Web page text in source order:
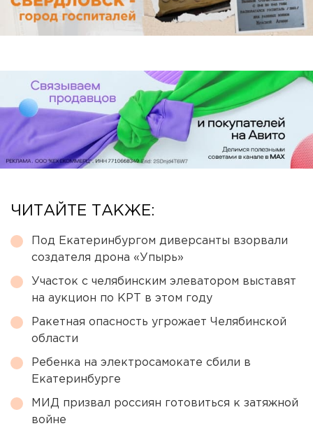
ЧИТАЙТЕ ТАКЖЕ:
Под Екатеринбургом диверсанты взорвали
создателя дрона «Упырь»
Участок с челябинским элеватором выставят
на аукцион по КРТ в этом году
Ракетная опасность угрожает Челябинской
области
Ребенка на электросамокате сбили в
Екатеринбурге
МИД призвал россиян готовиться к затяжной
войне